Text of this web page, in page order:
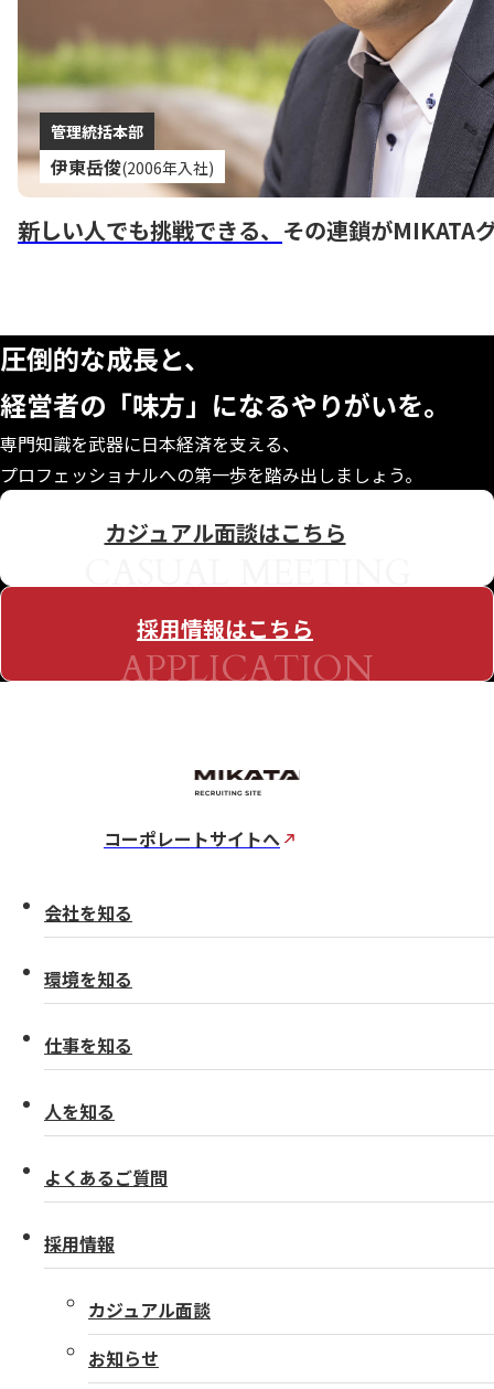
管理統括本部
伊東岳俊(2006年入社)
新しい人でも挑戦できる、 その連鎖がMIKATA
圧倒的な成長と、
経営者の「味方」になるやりがいを。
CONTACT
専門知識を武器に日本経済を支える、
プロフェッショナルへの第一歩を踏み出しましょう。
カジュアル面談はこちら
CASUAL MEETING
採用情報はこちら
APPLICATION
コーポレートサイトへ
会社を知る
環境を知る
仕事を知る
人を知る
よくあるご質問
採用情報
カジュアル面談
お知らせ